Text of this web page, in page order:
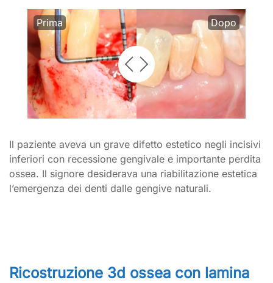
Dopo
Prima
Il paziente aveva un grave difetto estetico negli incisivi
inferiori con recessione gengivale e importante perdita
ossea. Il signore desiderava una riabilitazione estetica
l’emergenza dei denti dalle gengive naturali.
Ricostruzione 3d ossea con lamina